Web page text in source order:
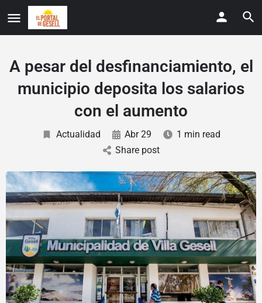
A pesar del desfinanciamiento, el
municipio deposita los salarios
con el aumento
Actualidad Abr 29
1 min read
Share post